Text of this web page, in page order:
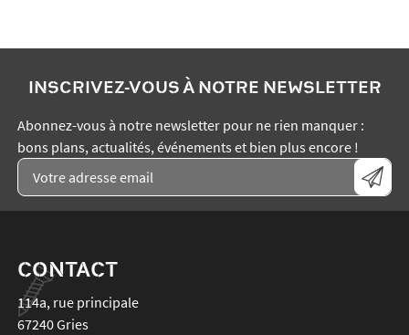
INSCRIVEZ-VOUS À NOTRE NEWSLETTER
Abonnez-vous à notre newsletter pour ne rien manquer :
bons plans, actualités, événements et bien plus encore !
CONTACT
114a, rue principale
67240Gries